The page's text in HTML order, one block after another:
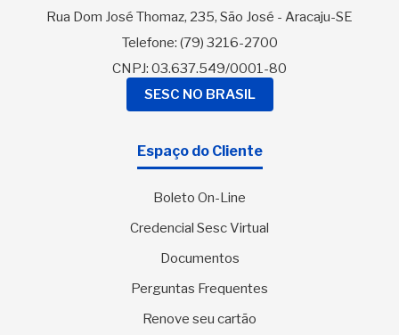
Rua Dom José Thomaz, 235, São José - Aracaju-SE
Telefone: (79) 3216-2700
CNPJ: 03.637.549/0001-80
SESC NO BRASIL
Espaço do Cliente
Boleto On-Line
Credencial Sesc Virtual
Documentos
Perguntas Frequentes
Renove seu cartão